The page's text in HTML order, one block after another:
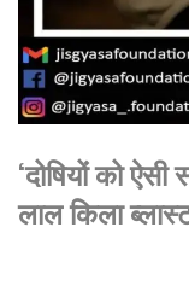
‘दोषियों को
लाल किला